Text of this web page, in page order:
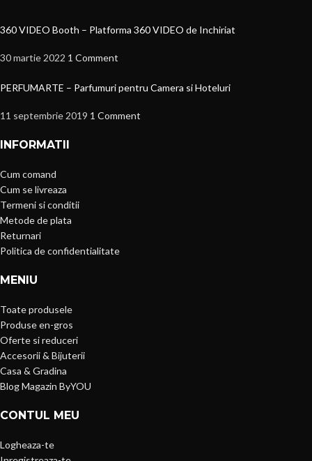
360 VIDEO Booth – Platforma 360 VIDEO de Inchiriat
30 martie 2022 1 Comment
PERFUMARTE – Parfumuri pentru Camera si Hoteluri
11 septembrie 2019 1 Comment
INFORMATII
Cum comand
Cum se livreaza
Termeni si conditii
Metode de plata
Returnari
Politica de confidentialitate
MENIU
Toate produsele
Produse en-gros
Oferte si reduceri
Accesorii & Bijuterii
Casa & Gradina
Blog Magazin ByYOU
CONTUL MEU
Logheaza-te